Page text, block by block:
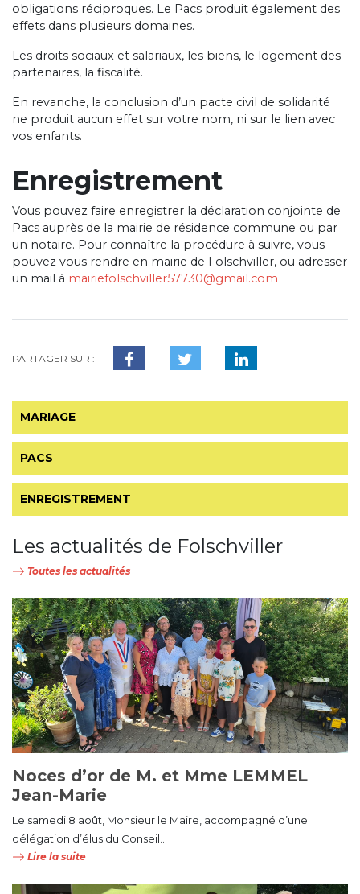
obligations réciproques. Le Pacs produit également des
effets dans plusieurs domaines.
Les droits sociaux et salariaux, les biens, le logement des
partenaires, la fiscalité.
En revanche, la conclusion d’un pacte civil de solidarité
ne produit aucun effet sur votre nom, ni sur le lien avec
vos enfants.
Enregistrement
Vous pouvez faire enregistrer la déclaration conjointe de
Pacs auprès de la mairie de résidence commune ou par
un notaire. Pour connaître la procédure à suivre, vous
pouvez vous rendre en mairie de Folschviller, ou adresser
un mail à mairiefolschviller57730@gmail.com
PARTAGER SUR :
MARIAGE
PACS
ENREGISTREMENT
Les actualités de Folschviller
Toutes les actualités
Noces d’or de M. et Mme LEMMEL
Jean-Marie
Le samedi 8 août, Monsieur le Maire, accompagné d’une
délégation d’élus du Conseil...
Lire la suite